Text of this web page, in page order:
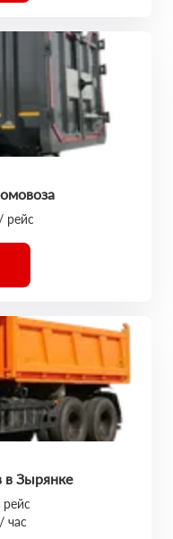
рейс
в Зырянке
час